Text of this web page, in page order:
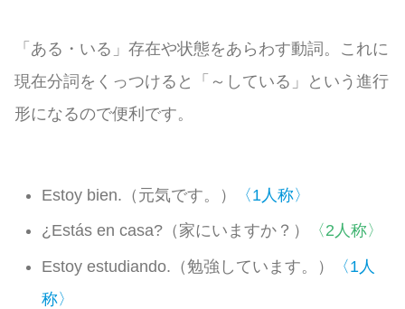
「ある・いる」存在や状態をあらわす動詞。これに
現在分詞をくっつけると「～している」という進行
形になるので便利です。
Estoy bien.（元気です。）
〈1人称〉
¿Estás en casa?（家にいますか？）
〈2人称〉
Estoy estudiando.（勉強しています。）
〈1人
称〉